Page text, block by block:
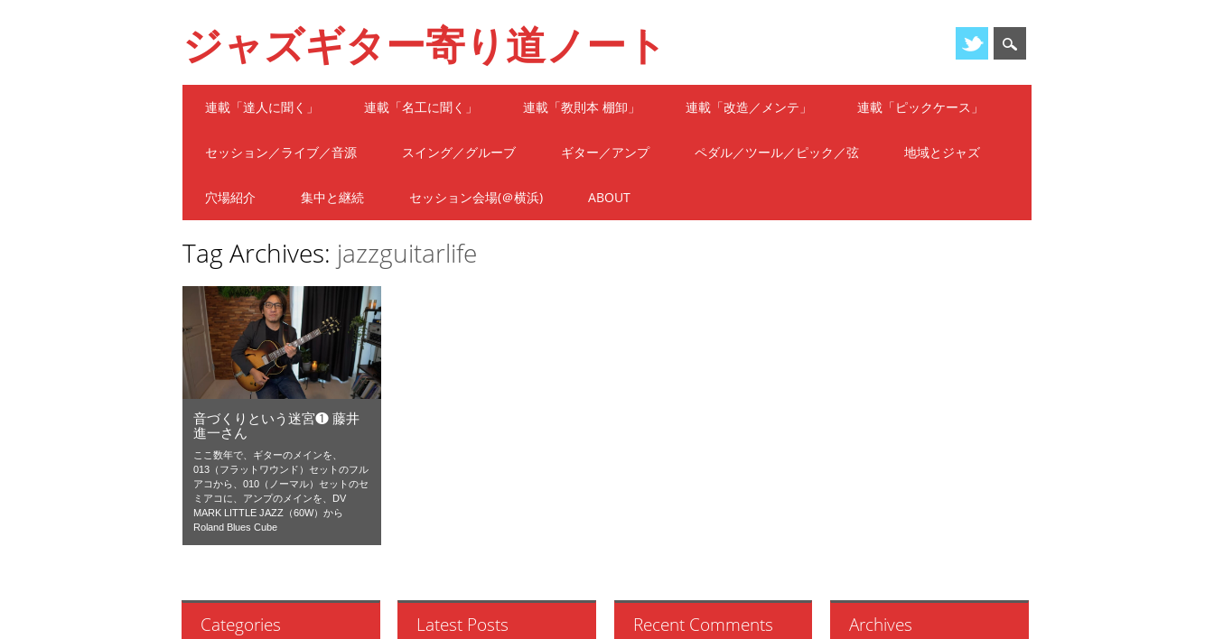
ジャズギター寄り道ノート
Main menu
連載「達人に聞く」 連載「名工に聞く」 連載「教則本 棚卸」 連載「改造／メンテ」 連載「ピックケース」
セッション／ライブ／音源 スイング／グルーブ ギター／アンプ ペダル／ツール／ピック／弦 地域とジャズ
穴場紹介 集中と継続 セッション会場(＠横浜) ABOUT
Tag Archives: jazzguitarlife
音づくりという迷宮❶ 藤井
進一さん
ここ数年で、ギターのメインを、
013（フラットワウンド）セットのフル
アコから、010（ノーマル）セットのセ
ミアコに、アンプのメインを、DV
MARK LITTLE JAZZ（60W）から
Roland Blues Cube
Categories Latest Posts Recent Comments Archives